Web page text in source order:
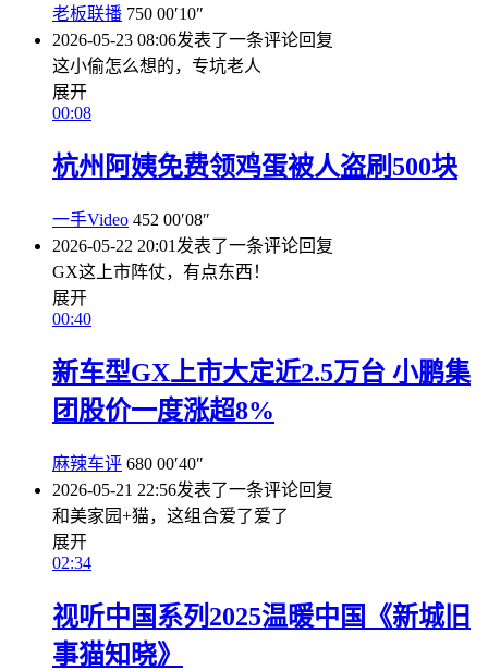
老板联播 750 00′10″
2026-05-23 08:06发表了一条评论回复
这小偷怎么想的，专坑老人
展开
00:08
杭州阿姨免费领鸡蛋被人盗刷500块
一手Video 452 00′08″
2026-05-22 20:01 发表了一条评论回复
GX这上市阵仗，有点东西！
展开
00:40
新车型GX上市大定近2.5万台 小鹏集
团股价一度涨超8%
麻辣车评 680 00′40″
2026-05-21 22:56发表了一条评论回复
和美家园+猫，这组合爱了爱了
展开
02:34
视听中国系列2025温暖中国《新城旧
事猫知晓》